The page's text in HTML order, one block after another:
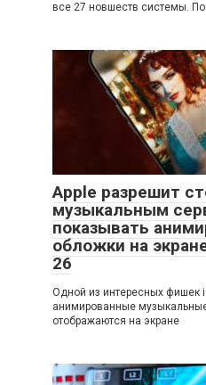
все 27 новшеств системы.
Apple разрешит
музыкальным
показывать
обложки на
26
Одной из интересных фишек
анимированные
отображаются на экране